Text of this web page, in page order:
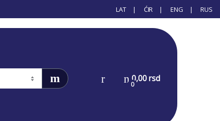
LAT ĆIR ENG RUS
0
0,00rsd